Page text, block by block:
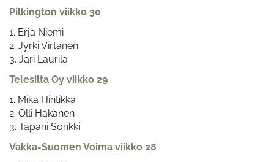
Pilkington viikko 30
1. Erja Niemi
2. Jyrki Virtanen
3. Jari Laurila
Telesilta Oy viikko 29
1. Mika Hintikka
2. Olli Hakanen
3. Tapani Sonkki
Vakka-Suomen Voima viikko 28